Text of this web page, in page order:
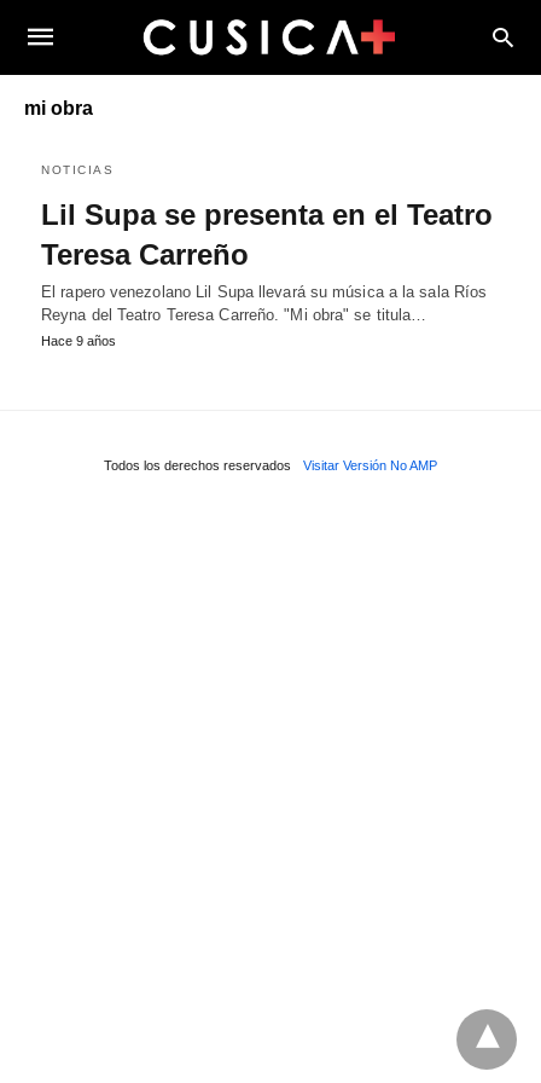
mi obra
NOTICIAS
Lil Supa se presenta en el Teatro
Teresa Carreño
El rapero venezolano Lil Supa llevará su música a la sala Ríos
Reyna del Teatro Teresa Carreño. "Mi obra" se titula…
Hace 9 años
Todos los derechos reservados Visitar Versión No AMP